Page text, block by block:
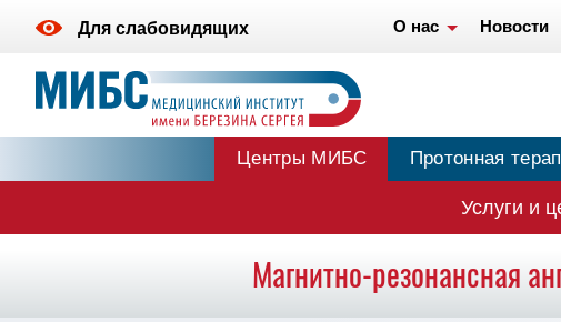
Для слабовидящих О нас Новости
Центры МИБС Протонная
Услуги и
Магнитно-резонансная